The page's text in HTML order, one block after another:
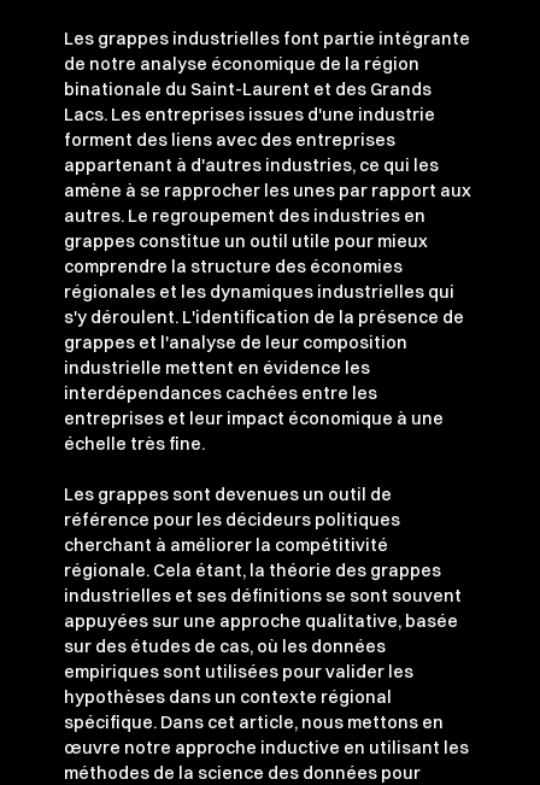
Les grappes industrielles font partie intégrante
de notre analyse économique de la région
binationale du Saint-Laurent et des Grands
Lacs. Les entreprises issues d'une industrie
forment des liens avec des entreprises
appartenant à d'autres industries, ce qui les
amène à se rapprocher les unes par rapport aux
autres. Le regroupement des industries en
grappes constitue un outil utile pour mieux
comprendre la structure des économies
régionales et les dynamiques industrielles qui
s'y déroulent. L'identification de la présence de
grappes et l'analyse de leur composition
industrielle mettent en évidence les
interdépendances cachées entre les
entreprises et leur impact économique à une
échelle très fine.
Les grappes sont devenues un outil de
référence pour les décideurs politiques
cherchant à améliorer la compétitivité
régionale. Cela étant, la théorie des grappes
industrielles et ses définitions se sont souvent
appuyées sur une approche qualitative, basée
sur des études de cas, où les données
empiriques sont utilisées pour valider les
hypothèses dans un contexte régional
spécifique. Dans cet article, nous mettons en
œuvre notre approche inductive en utilisant les
méthodes de la science des données pour